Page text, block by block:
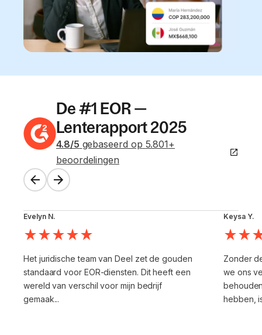
De #1 EOR —
Lenterapport 2025
4.8/5 gebaseerd op 5.801+
beoordelingen
Evelyn N.
Het juridische team van Deel zet de gouden
standaard voor EOR-diensten. Dit heeft een
wereld van verschil voor mijn bedrijf
gemaak...
Keysa Y.
Zonder
we ons
hebben,